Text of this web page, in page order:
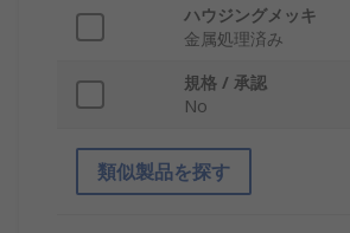
ハウジングメッキ
金属処理済み
規格 / 承認
No
類似製品を探す